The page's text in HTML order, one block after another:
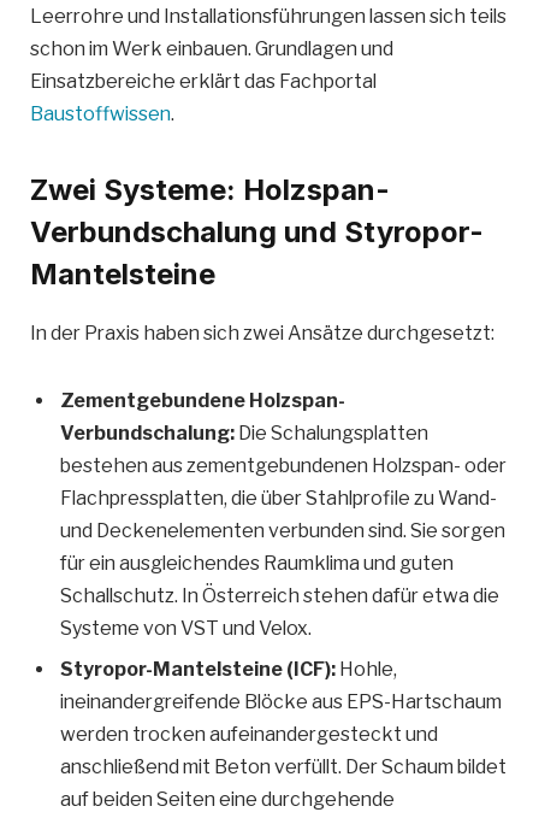
Leerrohre und Installationsführungen lassen sich teils
schon im Werk einbauen. Grundlagen und
Einsatzbereiche erklärt das Fachportal
Baustoffwissen.
Zwei Systeme: Holzspan-
Verbundschalung und Styropor-
Mantelsteine
In der Praxis haben sich zwei Ansätze durchgesetzt:
Zementgebundene Holzspan-
Verbundschalung: Die Schalungsplatten
bestehen aus zementgebundenen Holzspan- oder
Flachpressplatten, die über Stahlprofile zu Wand-
und Deckenelementen verbunden sind. Sie sorgen
für ein ausgleichendes Raumklima und guten
Schallschutz. In Österreich stehen dafür etwa die
Systeme von VST und Velox.
Styropor-Mantelsteine (ICF): Hohle,
ineinandergreifende Blöcke aus EPS-Hartschaum
werden trocken aufeinandergesteckt und
anschließend mit Beton verfüllt. Der Schaum bildet
auf beiden Seiten eine durchgehende